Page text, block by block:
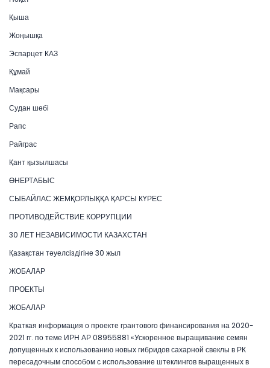
Қыша
Жоңышқа
Эспарцет КАЗ
Құмай
Мақсары
Судан шөбі
Рапс
Райграс
Қант қызылшасы
ӨНЕРТАБЫС
СЫБАЙЛАС ЖЕМҚОРЛЫҚҚА ҚАРСЫ КҮРЕС
ПРОТИВОДЕЙСТВИЕ КОРРУПЦИИ
30 ЛЕТ НЕЗАВИСИМОСТИ КАЗАХСТАН
Қазақстан тәуелсіздігіне 30 жыл
ЖОБАЛАР
ПРОЕКТЫ
ЖОБАЛАР
Краткая информация о проекте грантового финансирования на 2020-
2021 гг. по теме ИРН АР 08955881 «Ускоренное выращивание семян
допущенных к использованию новых гибридов сахарной свеклы в РК
пересадочным способом с использование штеклингов выращенных в